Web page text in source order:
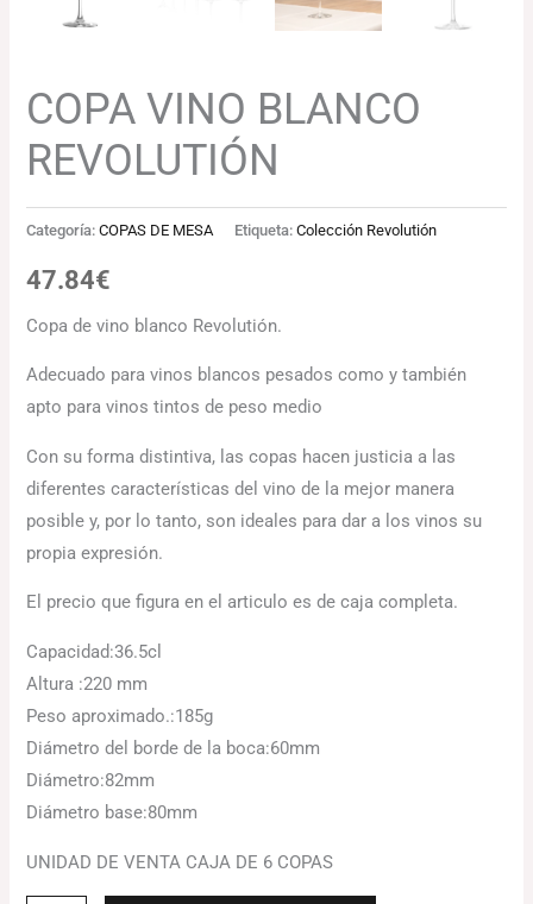
COPA VINO BLANCO
REVOLUTIÓN
Categoría:COPAS DE MESA Etiqueta:Colección Revolutión
47.84€
Copa de vino blanco Revolutión.
Adecuado para vinos blancos pesados ​​como y también
apto para vinos tintos de peso medio
Con su forma distintiva, las copas hacen justicia a las
diferentes características del vino de la mejor manera
posible y, por lo tanto, son ideales para dar a los vinos su
propia expresión.
El precio que figura en el articulo es de caja completa.
Capacidad:36.5cl
Altura :220 mm
Peso aproximado.:185g
Diámetro del borde de la boca:60mm
Diámetro:82mm
Diámetro base:80mm
UNIDAD DE VENTA CAJA DE 6 COPAS